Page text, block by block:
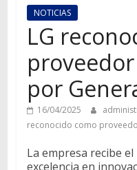
NOTICIAS
LG
por
16/04/2025
reconocido como
La empresa recibe
excelencia en